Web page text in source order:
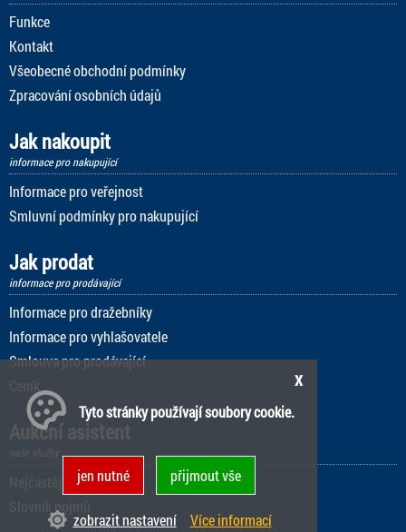
Funkce
Kontakt
Všeobecné obchodní podmínky
Zpracování osobních údajů
Jak nakoupit
informace pro nakupující
Informace pro veřejnost
Smluvní podmínky pro nakupující
Jak prodat
informace pro prodávající
Informace pro dražebníky
Informace pro vyhlašovatele
Smlouva pro prodávající
Aukční asistent
naše služby
Nejčastější dotazy
Slovník pojmů
x
Tyto stránky používají soubory cookie.
jen nutné přijmout vše
zobrazit nastavení Více informací